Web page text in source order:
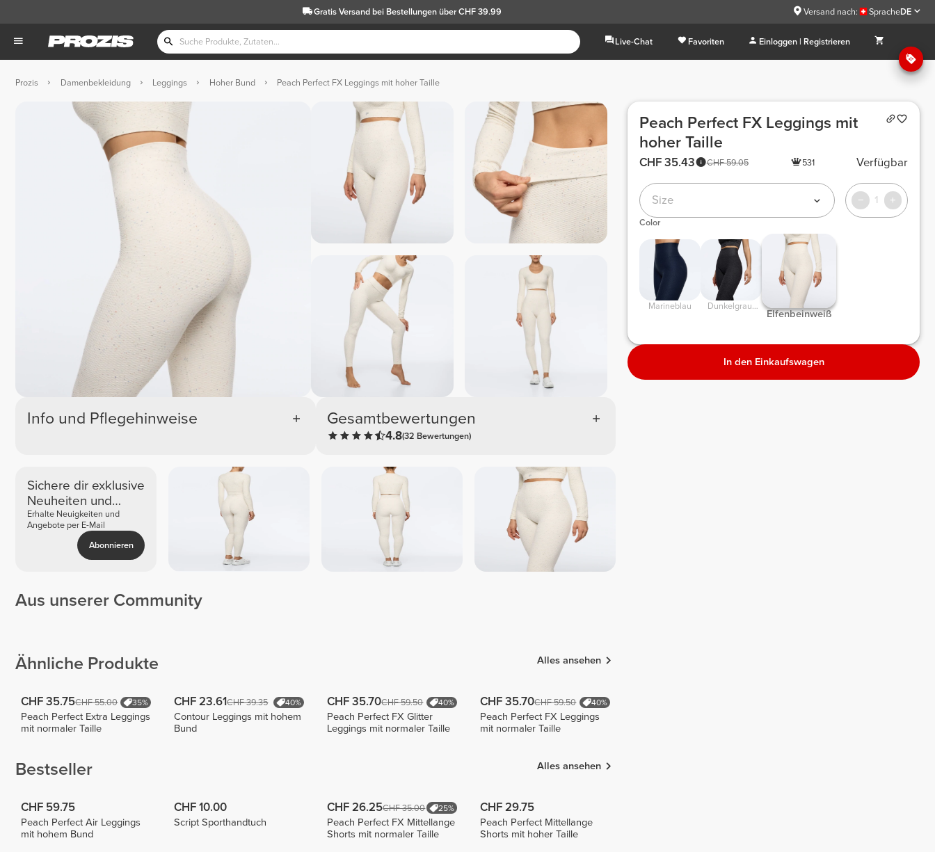
Gratis Versandbei Bestellungen über CHF 39.99 Versand nach: SpracheDE
Live-Chat Favoriten Einloggen | Registrieren
Prozis Damenbekleidung Leggings Hoher Bund Peach Perfect FX Leggings mit hoher Taille
Info und Pflegehinweise Gesamtbewertungen
4.8(32 Bewertungen)
Sichere dir exklusive
Neuheiten und
Angebote
Erhalte Neuigkeiten und
Angebote per E-Mail
Abonnieren
Aus unserer Community
Ähnliche Produkte Alles ansehen
CHF 35.75CHF 55.00 35%
Peach Perfect Extra Leggings
mit normaler Taille
CHF 23.61CHF 39.35 40%
Contour Leggings mit hohem
Bund
CHF 35.70CHF 59.50 40%
Peach Perfect FX Glitter
Leggings mit normaler Taille
CHF 35.70CHF 59.50 40%
Peach Perfect FX Leggings
mit normaler Taille
Bestseller Alles ansehen
CHF 59.75
Peach Perfect Air Leggings
mit hohem Bund
CHF 10.00
Script Sporthandtuch
CHF 26.25CHF 35.00 25%
Peach Perfect FX Mittellange
Shorts mit normaler Taille
CHF 29.75
Peach Perfect Mittellange
Shorts mit hoher Taille
Peach Perfect FX Leggings mit
hoher Taille
CHF 59.05
CHF 35.43 531 Verfügbar
Size 1
Color
Marineblau
Dunkelgrau-
Elfenbeinweiß
In den Einkaufswagen